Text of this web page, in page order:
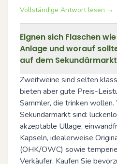
Vollständige Antwort lesen →
Eignen sich Flaschen
Anlage und worauf
auf dem
Zweitweine sind selten
bieten aber gute Preis-
Sammler, die trinken
Sekundärmarkt sind:
akzeptable Ullage,
Kapseln, idealerweise
(OHK/OWC) sowie
Verkäufer. Kaufen Sie